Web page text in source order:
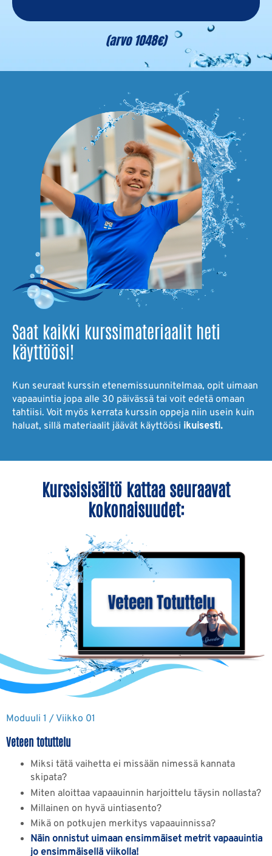
(arvo 1048€)
Saat kaikki kurssimateriaalit heti
käyttöösi!
Kun seuraat kurssin etenemissuunnitelmaa, opit uimaan
vapaauintia jopa alle 30 päivässä tai voit edetä omaan
tahtiisi. Voit myös kerrata kurssin oppeja niin usein kuin
haluat, sillä materiaalit jäävät käyttöösi ikuisesti.
Kurssisisältö kattaa seuraavat
kokonaisuudet:
Moduuli 1 / Viikko 01
Veteen totuttelu
Miksi tätä vaihetta ei missään nimessä kannata
skipata?
Miten aloittaa vapaauinnin harjoittelu täysin nollasta?
Millainen on hyvä uintiasento?
Mikä on potkujen merkitys vapaauinnissa?
Näin onnistut uimaan ensimmäiset metrit vapaauintia
jo ensimmäisellä viikolla!